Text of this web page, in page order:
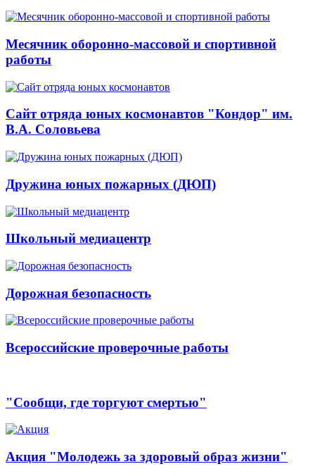
Месячник оборонно-массовой и спортивной
работы
Сайт отряда юных космонавтов "Кондор" им.
В.А. Соловьева
Дружина юных пожарных (ДЮП)
Школьный медиацентр
Дорожная безопасность
Всероссийские проверочные работы
"Сообщи, где торгуют смертью"
Акция "Молодежь за здоровый образ жизни"